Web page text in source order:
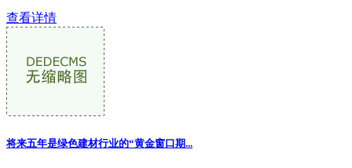
查看详情
将来五年是绿色建材行业的“黄金窗口期...